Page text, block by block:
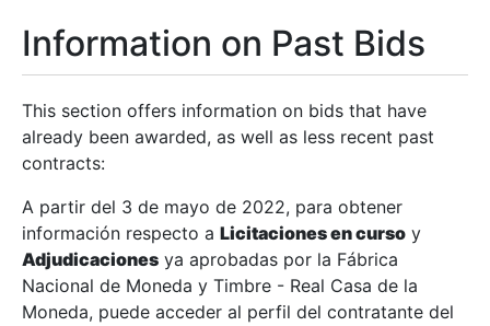
Show/Hide
Show/Hide
Information on Past Bids
This section offers information on bids that have
already been awarded, as well as less recent past
contracts:
A partir del 3 de mayo de 2022, para obtener
información respecto a Licitaciones en curso y
Adjudicaciones ya aprobadas por la Fábrica
Nacional de Moneda y Timbre - Real Casa de la
Moneda, puede acceder al perfil del contratante del